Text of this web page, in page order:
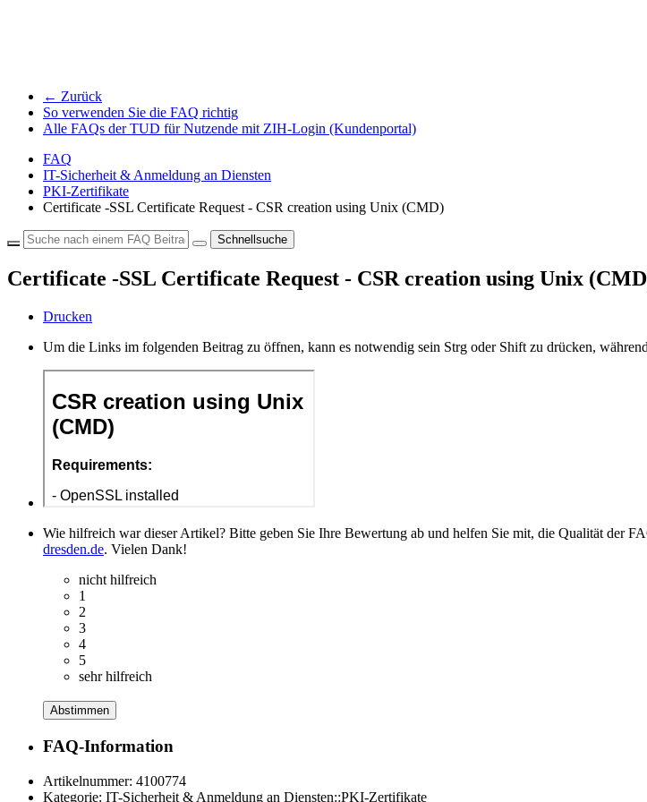
← Zurück
So verwenden Sie die FAQ richtig
Alle FAQs der TUD für Nutzende mit ZIH-Login (Kundenportal)
FAQ
IT-Sicherheit & Anmeldung an Diensten
PKI-Zertifikate
Certificate -SSL Certificate Request - CSR creation using Unix (CMD)
Schnellsuche
Certificate -SSL Certificate Request - CSR creation using Unix
Drucken
Um die Links im folgenden Beitrag zu öffnen, kann es notwendig sein Strg oder Shift zu drücken,
Wie hilfreich war dieser Artikel? Bitte geben Sie Ihre Bewertung ab und helfen Sie mit, die Qualität der
dresden.de. Vielen Dank!
nicht hilfreich
1
2
3
4
5
sehr hilfreich
Abstimmen
FAQ-Information
Artikelnummer: 4100774
Kategorie: IT-Sicherheit & Anmeldung an Diensten::PKI-Zertifikate